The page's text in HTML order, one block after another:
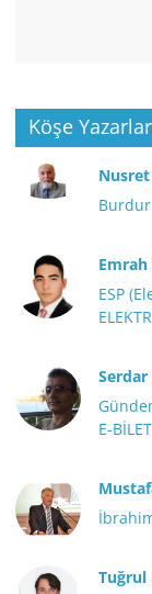
Köşe
Emrah
ESP
Serdar
E-BİLET
Tuğrul